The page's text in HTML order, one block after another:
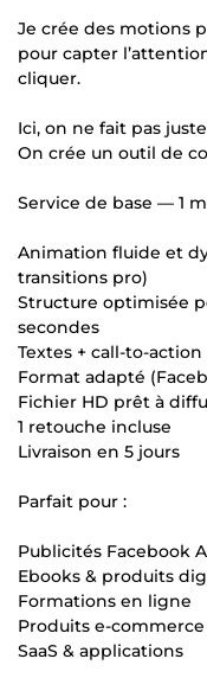
Je crée des motions
pour capter
cliquer.
Ici, on ne fait pas
On crée un outil de
Service de base — 1
Animation fluide et
transitions pro)
Structure optimisée
secondes
Textes + call-to-
Format adapté
Fichier HD prêt à
1 retouche incluse
Livraison en 5 jours
Parfait pour :
Publicités Facebook
Ebooks & produits
Formations en ligne
Produits e-commerce
SaaS & applications